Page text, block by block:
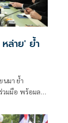
ล่าย' ย้ำ
นมา ย้ำ
วมมือ พร้อมลง